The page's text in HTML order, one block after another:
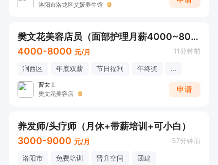
洛阳市洛龙区艾媛养生馆
樊文花美容店员（面部护理月薪4000~8000）
4000-8000 元/月 11分钟前
涧西区 年底双薪 节日福利 年终奖 ...
曹女士
樊文花美容店
申请
养发师/头疗师（月休+带薪培训+可小白）
3000-9000 元/月 57分钟前
洛阳市 免费培训 晋升空间 团建